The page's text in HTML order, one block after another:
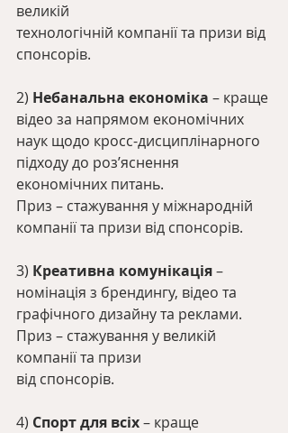
великій
технологічній компанії та призи від
спонсорів.
2) Небанальна економіка – краще
відео за напрямом економічних
наук щодо кросс-дисциплінарного
підходу до роз’яснення
економічних питань.
Приз – стажування у міжнародній
компанії та призи від спонсорів.
3) Креативна комунікація –
номінація з брендингу, відео та
графічного дизайну та реклами.
Приз – стажування у великій
компанії та призи
від спонсорів.
4) Спорт для всіх – краще